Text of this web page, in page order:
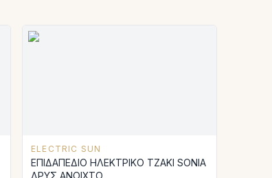
ELECTRIC SUN
ΕΠΙΔΑΠΕΔΙΟ ΗΛΕΚΤΡΙΚΟ ΤΖΑΚΙ SONIA
ΔΡΥΣ ΑΝΟΙΧΤΟ